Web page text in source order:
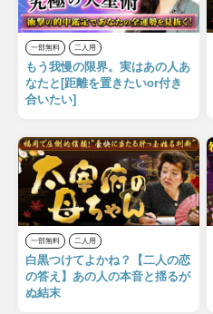
一部無料 二人用
もう我慢の限界。実はあの人あ
なたと[距離を置きたいor付き
合いたい]
一部無料 二人用
白黒つけてよかね？【二人の恋
の答え】あの人の本音と揺るが
ぬ結末